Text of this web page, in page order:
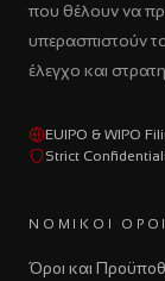
που θέλουν να
υπερασπιστούν
έλεγχο και
EUIPO & WIPO
Strict
ΝΟΜΙΚΟΊ
Όροι και